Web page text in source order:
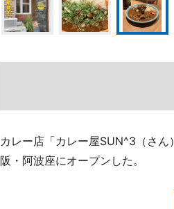
カレー店「カレー屋SUN^3（さ
阪・阿波座にオープンした。